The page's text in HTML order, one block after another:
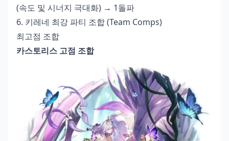
(속도 및 시너지 극대화) → 1돌파
6. 키레네 최강 파티 조합 (Team Comps)
최고점 조합
카스토리스 고점 조합